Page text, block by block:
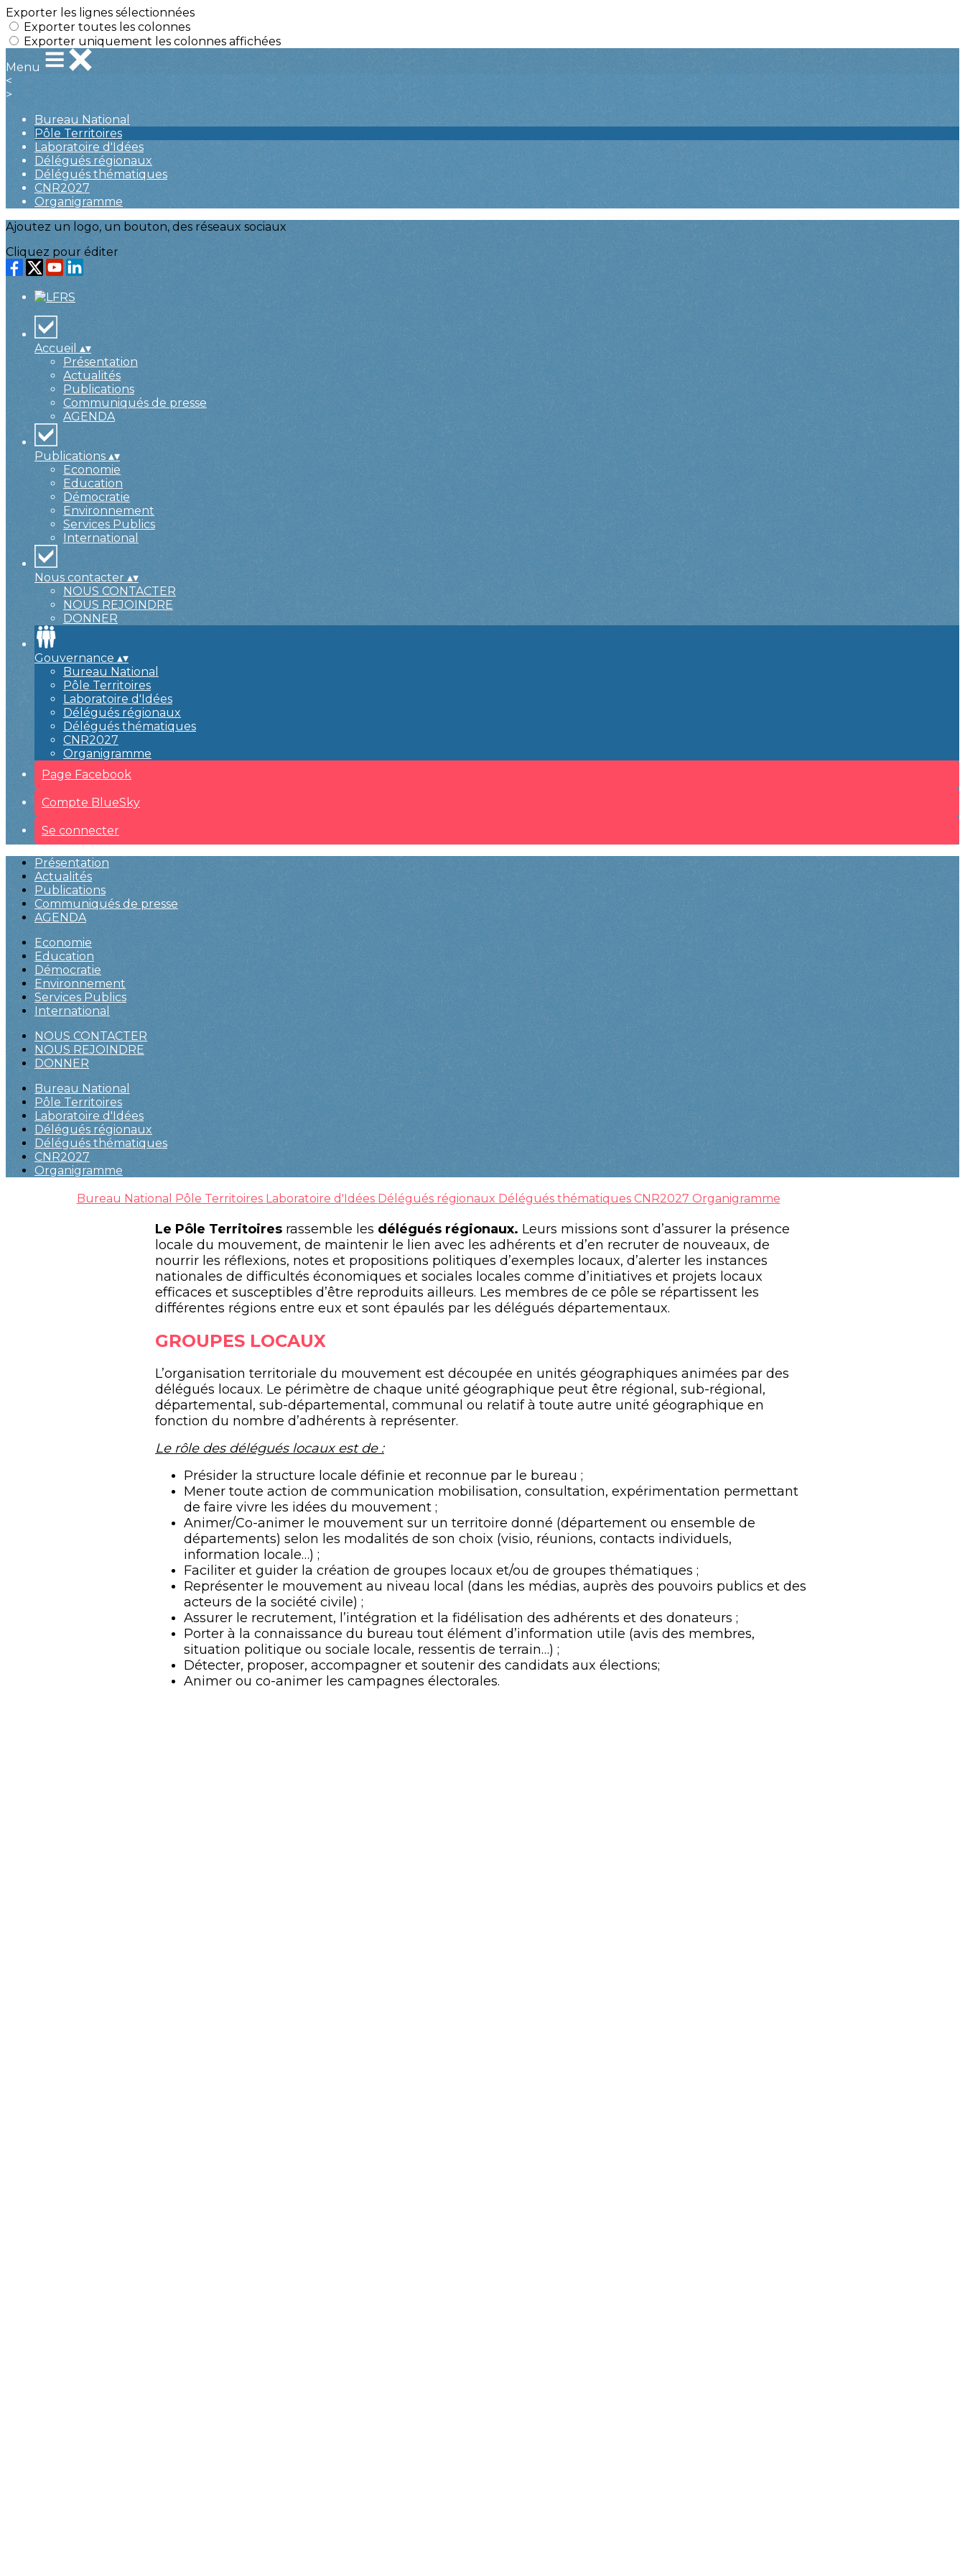
Exporter les lignes sélectionnées
Exporter toutes les colonnes
Exporter uniquement les colonnes affichées
Menu
<
>
Bureau National
Pôle Territoires
Laboratoire d'Idées
Délégués régionaux
Délégués thématiques
CNR2027
Organigramme
Ajoutez un logo, un bouton, des réseaux sociaux
Cliquez pour éditer
Accueil▴▾
Présentation
Actualités
Publications
Communiqués de presse
AGENDA
Publications▴▾
Economie
Education
Démocratie
Environnement
Services Publics
International
Nous contacter▴▾
NOUS CONTACTER
NOUS REJOINDRE
DONNER
Gouvernance ▴▾
Bureau National
Pôle Territoires
Laboratoire d'Idées
Délégués régionaux
Délégués thématiques
CNR2027
Organigramme
Page Facebook
Compte BlueSky
Se connecter
Présentation
Actualités
Publications
Communiqués de presse
AGENDA
Economie
Education
Démocratie
Environnement
Services Publics
International
NOUS CONTACTER
NOUS REJOINDRE
DONNER
Bureau National
Pôle Territoires
Laboratoire d'Idées
Délégués régionaux
Délégués thématiques
CNR2027
Organigramme
Bureau National Pôle Territoires Laboratoire d'Idées Délégués régionaux Délégués thématiques CNR2027 Organigramme
Le Pôle Territoires rassemble les délégués régionaux. Leurs missions sont d’assurer la présence
locale du mouvement, de maintenir le lien avec les adhérents et d’en recruter de nouveaux, de
nourrir les réflexions, notes et propositions politiques d’exemples locaux, d’alerter les instances
nationales de difficultés économiques et sociales locales comme d’initiatives et projets locaux
efficaces et susceptibles d’être reproduits ailleurs. Les membres de ce pôle se répartissent les
différentes régions entre eux et sont épaulés par les délégués départementaux.
GROUPES LOCAUX
L’organisation territoriale du mouvement est découpée en unités géographiques animées par des
délégués locaux. Le périmètre de chaque unité géographique peut être régional, sub-régional,
départemental, sub-départemental, communal ou relatif à toute autre unité géographique en
fonction du nombre d’adhérents à représenter.
Le rôle des délégués locaux est de :
Présider la structure locale définie et reconnue par le bureau ;
Mener toute action de communication mobilisation, consultation, expérimentation permettant
de faire vivre les idées du mouvement ;
Animer/Co-animer le mouvement sur un territoire donné (département ou ensemble de
départements) selon les modalités de son choix (visio, réunions, contacts individuels,
information locale…) ;
Faciliter et guider la création de groupes locaux et/ou de groupes thématiques ;
Représenter le mouvement au niveau local (dans les médias, auprès des pouvoirs publics et des
acteurs de la société civile) ;
Assurer le recrutement, l’intégration et la fidélisation des adhérents et des donateurs ;
Porter à la connaissance du bureau tout élément d’information utile (avis des membres,
situation politique ou sociale locale, ressentis de terrain…) ;
Détecter, proposer, accompagner et soutenir des candidats aux élections;
Animer ou co-animer les campagnes électorales.